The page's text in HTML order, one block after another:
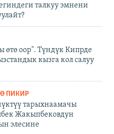
талкуу эмнени
өтө оор". Түндүк Кипрде
кызга кол салуу
ПИКИР
тарыхнаамачы
Жакыпбековдун
элесине